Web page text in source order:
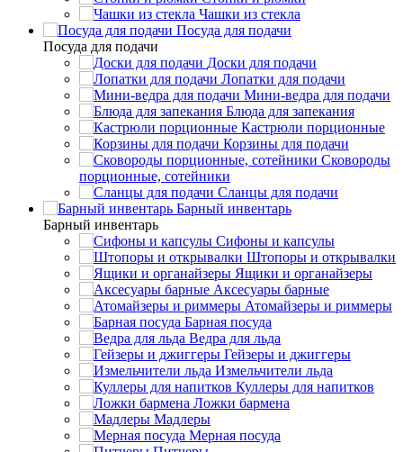
Чашки из стекла
Посуда для подачи
Посуда для подачи
Доски для подачи
Лопатки для подачи
Мини-ведра для подачи
Блюда для запекания
Кастрюли порционные
Корзины для подачи
Сковороды
порционные, сотейники
Сланцы для подачи
Барный инвентарь
Барный инвентарь
Сифоны и капсулы
Штопоры и открывалки
Ящики и органайзеры
Аксесуары барные
Атомайзеры и риммеры
Барная посуда
Ведра для льда
Гейзеры и джиггеры
Измельчители льда
Куллеры для напитков
Ложки бармена
Мадлеры
Мерная посуда